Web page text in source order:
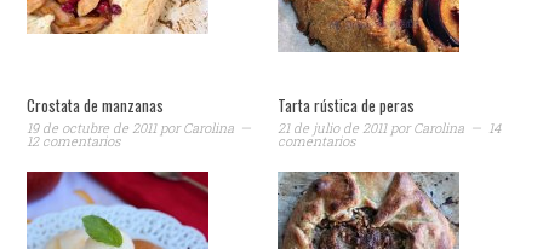
Crostata de manzanas
19 de octubre de 2011porCarolina
12 comentarios
Tarta rústica de peras
21 de julio de 2011porCarolina 14
comentarios